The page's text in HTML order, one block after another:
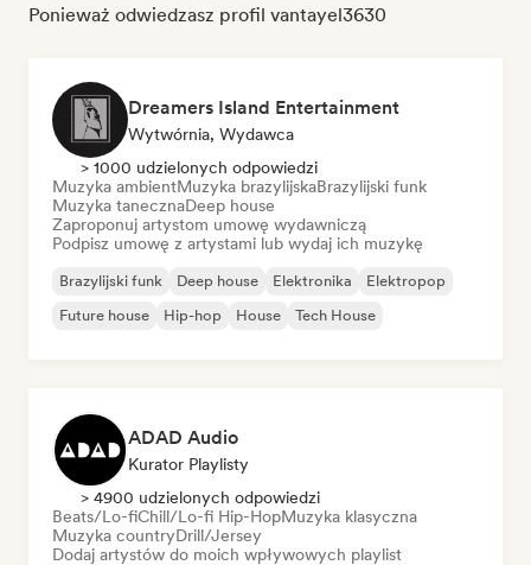
Ponieważ odwiedzasz profil vantayel3630
Dreamers Island Entertainment
Wytwórnia, Wydawca
> 1000 udzielonych odpowiedzi
Muzyka ambientMuzyka brazylijskaBrazylijski funk
Muzyka tanecznaDeep house
Zaproponuj artystom umowę wydawniczą
Podpisz umowę z artystami lub wydaj ich muzykę
Brazylijski funk Deep house Elektronika
Elektropop
Future house
Hip-hop House Tech House
ADAD Audio
Kurator Playlisty
> 4900 udzielonych odpowiedzi
Beats/Lo-fiChill/Lo-fi Hip-HopMuzyka klasyczna
Muzyka countryDrill/Jersey
Dodaj artystów do moich wpływowych playlist